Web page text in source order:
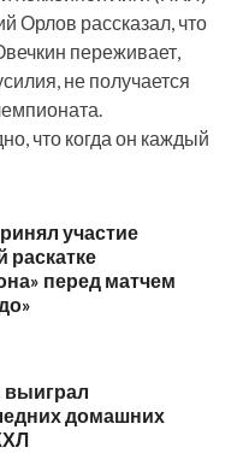
Орлов рассказал, что
переживает,
не получается
что когда он каждый
участие
раскатке
перед матчем
выиграл
домашних